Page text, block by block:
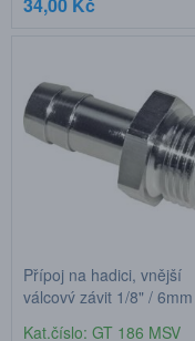
Přípoj na hadici, vnější
válcový závit 1/8" / 6mm
Kat.číslo: GT 186 MSV